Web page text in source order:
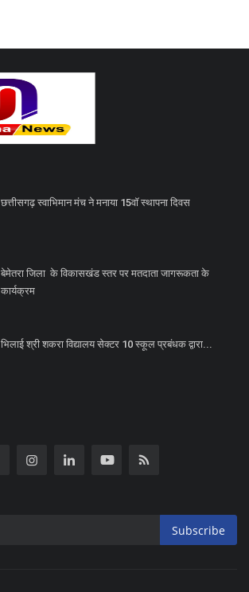
छत्तीसगढ़ स्वाभिमान मंच ने मनाया 15वॉ स्थापना दिवस
बेमेतरा जिला के विकासखंड स्तर पर मतदाता जागरूकता के
कार्यक्रम
भिलाई श्री शकरा विद्यालय सेक्टर 10 स्कूल प्रबंधक द्वारा...
Subscribe